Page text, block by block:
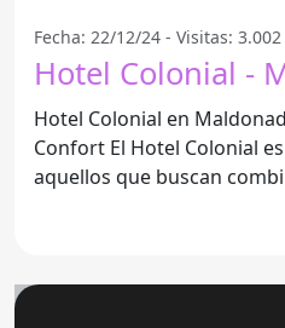
Fecha: 22/12/24 - Visitas: 3.002
Hotel Colonial -
Hotel Colonial en
Confort El Hotel Colonial es una opción ideal para
aquellos que buscan